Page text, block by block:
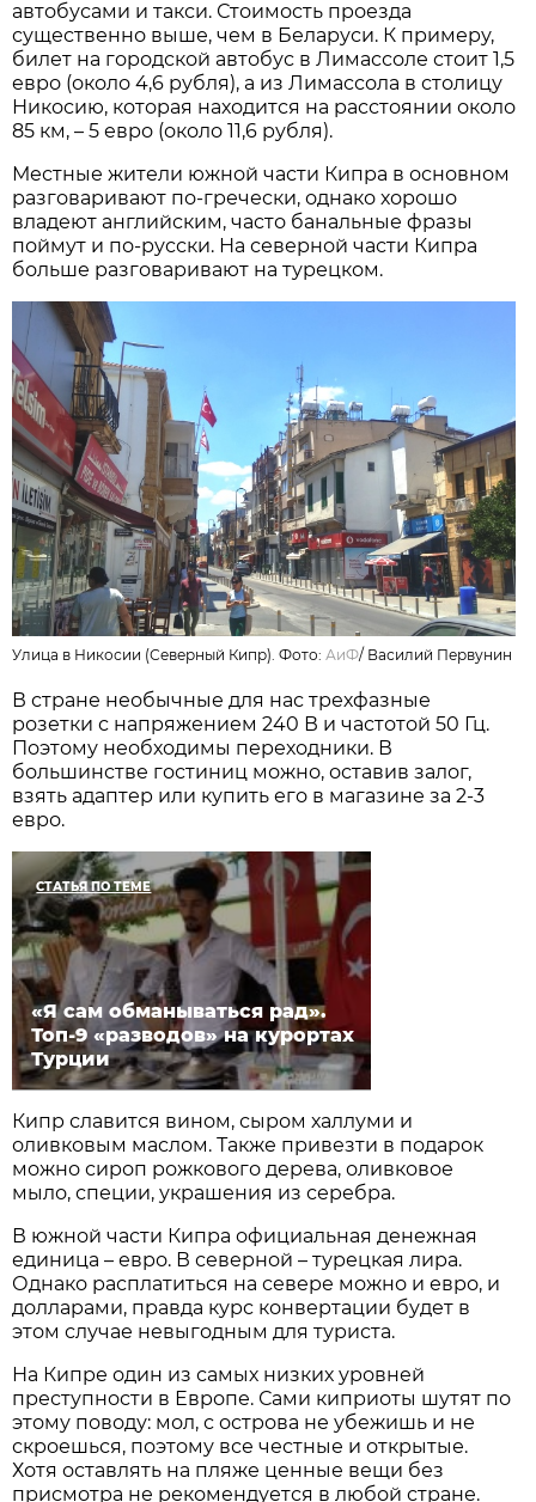
автобусами и такси. Стоимость проезда
существенно выше, чем в Беларуси. К примеру,
билет на городской автобус в Лимассоле стоит 1,5
евро (около 4,6 рубля), а из Лимассола в столицу
Никосию, которая находится на расстоянии около
85 км, – 5 евро (около 11,6 рубля).
Местные жители южной части Кипра в основном
разговаривают по-гречески, однако хорошо
владеют английским, часто банальные фразы
поймут и по-русски. На северной части Кипра
больше разговаривают на турецком.
Улица в Никосии (Северный Кипр). Фото: АиФ/ Василий Первунин
В стране необычные для нас трехфазные
розетки с напряжением 240 В и частотой 50 Гц.
Поэтому необходимы переходники. В
большинстве гостиниц можно, оставив залог,
взять адаптер или купить его в магазине за 2-3
евро.
СТАТЬЯ ПО ТЕМЕ
«Я сам обманываться рад».
Топ-9 «разводов» на курортах
Турции
Кипр славится вином, сыром халлуми и
оливковым маслом. Также привезти в подарок
можно сироп рожкового дерева, оливковое
мыло, специи, украшения из серебра.
В южной части Кипра официальная денежная
единица – евро. В северной – турецкая лира.
Однако расплатиться на севере можно и евро, и
долларами, правда курс конвертации будет в
этом случае невыгодным для туриста.
На Кипре один из самых низких уровней
преступности в Европе. Сами киприоты шутят по
этому поводу: мол, с острова не убежишь и не
скроешься, поэтому все честные и открытые.
Хотя оставлять на пляже ценные вещи без
присмотра не рекомендуется в любой стране.